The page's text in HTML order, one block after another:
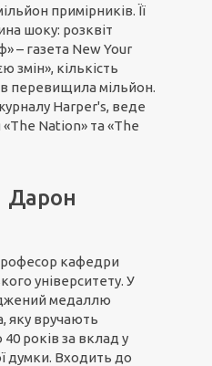
примірників. Її
шоку: розквіт
– газета New Your
змін», кількість
перевищила мільйон.
Harper's, веде
Nation» та «The
Дарон
кафедри
університету. У
медаллю
яку вручають
років за вклад у
думки. Входить до